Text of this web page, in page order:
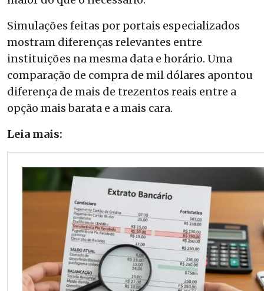
Simulações feitas por portais especializados
mostram diferenças relevantes entre
instituições na mesma data e horário. Uma
comparação de compra de mil dólares apontou
diferença de mais de trezentos reais entre a
opção mais barata e a mais cara.
Leia mais: